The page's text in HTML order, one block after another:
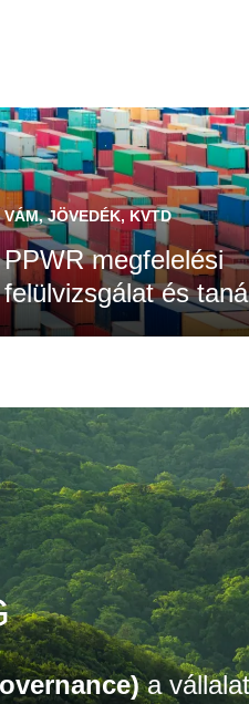
VÁM, JÖVEDÉK, KVTD
PPWR megfelelési
felülvizsgálat és
a